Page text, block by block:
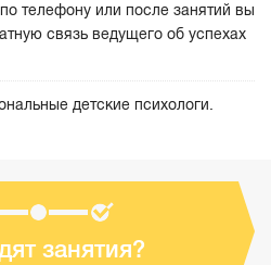
телефону или после занятий вы
связь ведущего об успехах
детские психологи.
занятия?